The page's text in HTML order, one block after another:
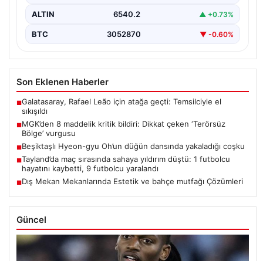
ALTIN 6540.2 ▲ +0.73%
BTC 3052870 ▼ -0.60%
Son Eklenen Haberler
■Galatasaray, Rafael Leão için atağa geçti: Temsilciyle el
sıkışıldı
■MGK’den 8 maddelik kritik bildiri: Dikkat çeken ‘Terörsüz
Bölge’ vurgusu
■Beşiktaşlı Hyeon-gyu Oh’un düğün dansında yakaladığı coşku
■Tayland’da maç sırasında sahaya yıldırım düştü: 1 futbolcu
hayatını kaybetti, 9 futbolcu yaralandı
■Dış Mekan Mekanlarında Estetik ve bahçe mutfağı Çözümleri
Güncel